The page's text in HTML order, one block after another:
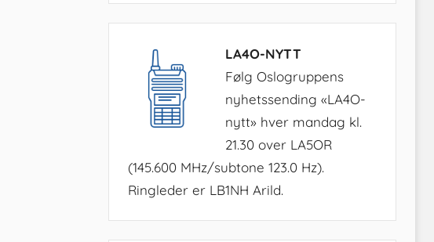
LA4O-NYTT
Følg Oslogruppens
nyhetssending «LA4O-
nytt» hver mandag kl.
21.30 over LA5OR
(145.600 MHz/subtone 123.0 Hz).
Ringleder er LB1NH Arild.